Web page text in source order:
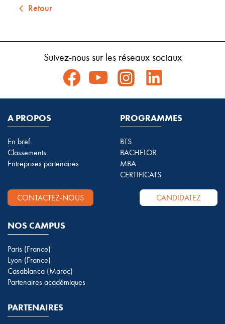
Retour
Suivez-nous sur les réseaux sociaux
A PROPOS
En bref
Classements
Entreprises partenaires
PROGRAMMES
BTS
BACHELOR
MBA
CERTIFICATS
CONTACTEZ-NOUS CANDIDATEZ
NOS CAMPUS
Paris (France)
Lyon (France)
Casablanca (Maroc)
Partenaires académiques
PARTENAIRES